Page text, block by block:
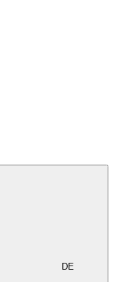
DE